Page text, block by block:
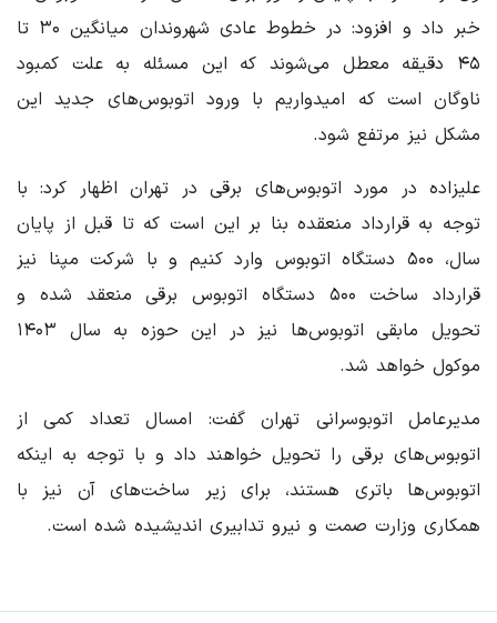
خبر داد و افزود: در خطوط عادی شهروندان میانگین ۳۰ تا
۴۵ دقیقه معطل می‌شوند که این مسئله به علت کمبود
ناوگان است که امیدواریم با ورود اتوبوس‌های جدید این
مشکل نیز مرتفع شود.
علیزاده در مورد اتوبوس‌های برقی در تهران اظهار کرد: با
توجه به قرارداد منعقده بنا بر این است که تا قبل از پایان
سال، ۵۰۰ دستگاه اتوبوس وارد کنیم و با شرکت مپنا نیز
قرارداد ساخت ۵۰۰ دستگاه اتوبوس برقی منعقد شده و
تحویل مابقی اتوبوس‌ها نیز در این حوزه به سال ۱۴۰۳
موکول خواهد شد.
مدیرعامل اتوبوسرانی تهران گفت: امسال تعداد کمی از
اتوبوس‌های برقی را تحویل خواهند داد و با توجه به اینکه
اتوبوس‌ها باتری هستند، برای زیر ساخت‌های آن نیز با
همکاری وزارت صمت و نیرو تدابیری اندیشیده شده است.